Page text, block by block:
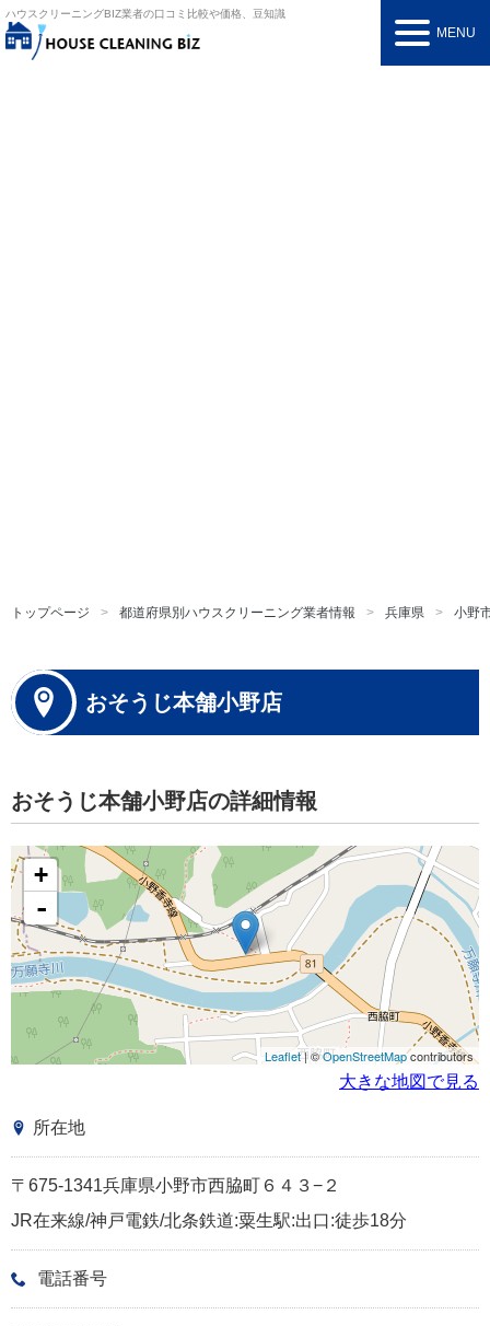
ハウスクリーニングBIZ業者の口コミ比較や価格、豆知識
MENU
トップページ 都道府県別ハウスクリーニング業者情報 兵庫県 小野
おそうじ本舗小野店
おそうじ本舗小野店の詳細情報
+
-
Leaflet| ©OpenStreetMapcontributors
大きな地図で見る
所在地
〒675-1341兵庫県小野市西脇町６４３−２
JR在来線/神戸電鉄/北条鉄道:粟生駅:出口:徒歩18分
電話番号